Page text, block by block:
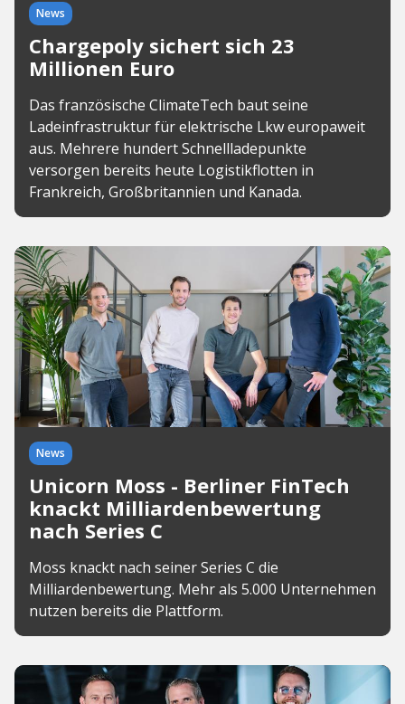
News
Chargepoly sichert sich 23
Millionen Euro
Das französische ClimateTech baut seine
Ladeinfrastruktur für elektrische Lkw europaweit
aus. Mehrere hundert Schnellladepunkte
versorgen bereits heute Logistikflotten in
Frankreich, Großbritannien und Kanada.
News
Unicorn Moss - Berliner FinTech
knackt Milliardenbewertung
nach Series C
Moss knackt nach seiner Series C die
Milliardenbewertung. Mehr als 5.000 Unternehmen
nutzen bereits die Plattform.